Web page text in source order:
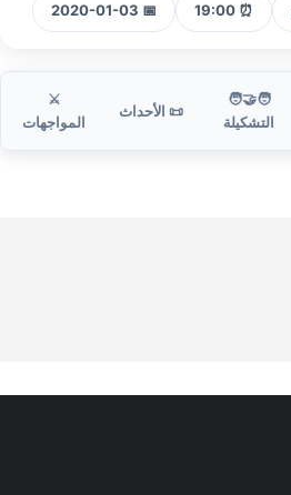
⏰ 19:00
📅 2020-01-03
🧑‍🤝‍🧑
التشكيلة
📜 الأحداث
⚔️
المواجهات